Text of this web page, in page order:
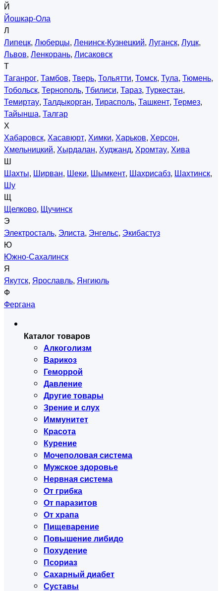
Й
Йошкар-Ола
Л
Липецк, Люберцы, Ленинск-Кузнецкий, Луганск, Луцк,
Львов, Ленкорань, Лисаковск
Т
Таганрог, Тамбов, Тверь, Тольятти, Томск, Тула, Тюмень,
Тобольск, Тернополь, Тбилиси, Тараз, Туркестан,
Темиртау, Талдыкорган, Тирасполь, Ташкент, Термез,
Тайынша, Талгар
Х
Хабаровск, Хасавюрт, Химки, Харьков, Херсон,
Хмельницкий, Хырдалан, Худжанд, Хромтау, Хива
Ш
Шахты, Ширван, Шеки, Шымкент, Шахрисабз, Шахтинск,
Шу
Щ
Щелково, Щучинск
Э
Электросталь, Элиста, Энгельс, Экибастуз
Ю
Южно-Сахалинск
Я
Якутск, Ярославль, Янгиюль
Ф
Фергана
Каталог товаров
Алкоголизм
Варикоз
Геморрой
Давление
Другие товары
Зрение и слух
Иммунитет
Красота
Курение
Мочеполовая система
Мужское здоровье
Нервная система
От грибка
От паразитов
От храпа
Пищеварение
Повышение либидо
Похудение
Псориаз
Сахарный диабет
Суставы